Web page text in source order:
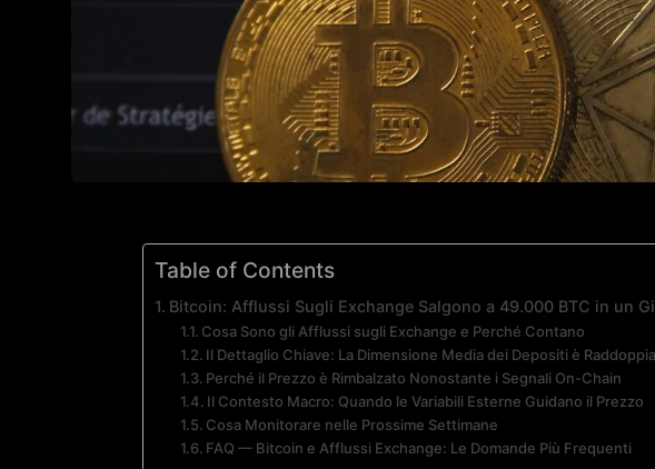
Table of Contents
Bitcoin: Afflussi Sugli Exchange Salgono a 49.000 BTC in un
Cosa Sono gli Afflussi sugli Exchange e Perché Contano
Il Dettaglio Chiave: La Dimensione Media dei Depositi è
Perché il Prezzo è Rimbalzato Nonostante i Segnali On-Chain
Il Contesto Macro: Quando le Variabili Esterne Guidano il Prezzo
Cosa Monitorare nelle Prossime Settimane
FAQ — Bitcoin e Afflussi Exchange: Le Domande Più Frequenti